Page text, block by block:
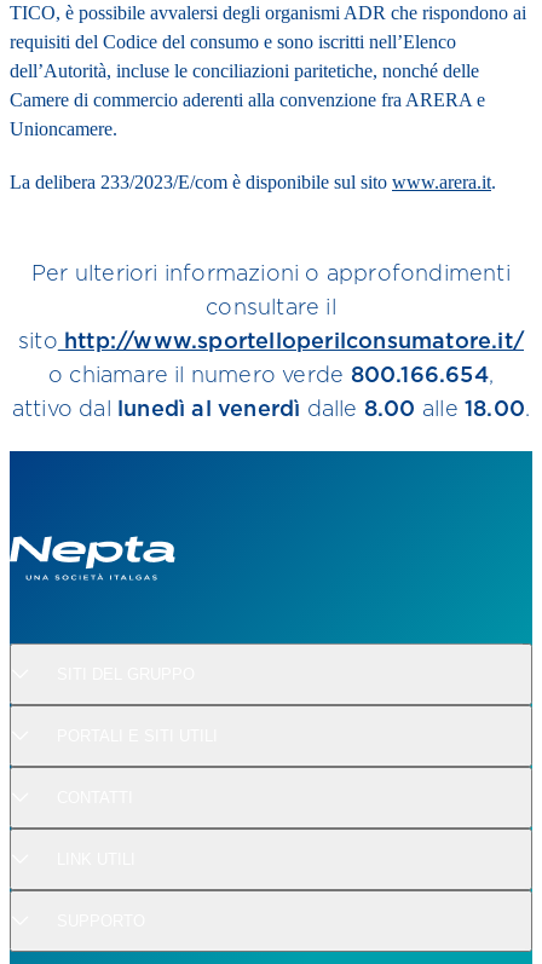
TICO, è possibile avvalersi degli organismi ADR che rispondono ai
requisiti del Codice del consumo e sono iscritti nell’Elenco
dell’Autorità, incluse le conciliazioni paritetiche, nonché delle
Camere di commercio aderenti alla convenzione fra ARERA e
Unioncamere.
La delibera 233/2023/E/com è disponibile sul sito www.arera.it.
Per ulteriori informazioni o approfondimenti
consultare il
sito http://www.sportelloperilconsumatore.it/
o chiamare il numero verde 800.166.654,
attivo dal
lunedì al venerdì dalle 8.00 alle 18.00.